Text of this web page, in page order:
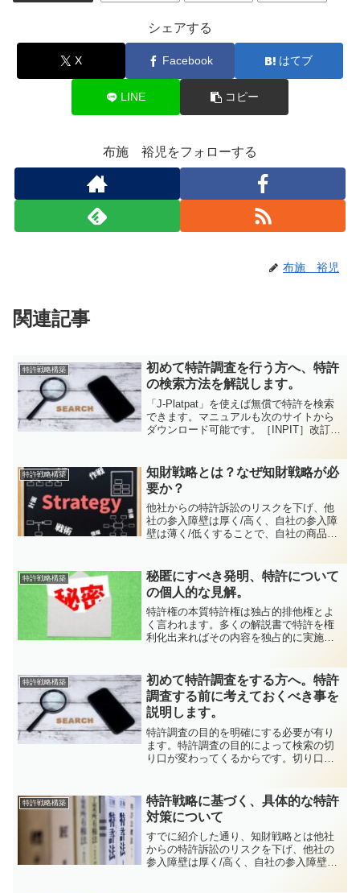
シェアする
X Facebook はてブ
LINE コピー
布施 裕児をフォローする
布施 裕児
関連記事
特許戦略構築
初めて特許調査を行う方へ、特許
の検索方法を解説します。
「J-Platpat」を使えば無償で特許を検索
できます。マニュアルも次のサイトから
ダウンロード可能です。［INPIT］改訂版
FI）とキーワードの組み合わ...
特許戦略構築
知財戦略とは？なぜ知財戦略が必
要か？
他社からの特許訴訟のリスクを下げ、他
社の参入障壁は厚く/高く、自社の参入障
壁は薄く/低くすることで、自社の商品の
動はお金も手間もかかります。リソース
を見つめ、自社に合っ...
特許戦略構築
秘匿にすべき発明、特許について
の個人的な見解。
特許権の本質特許権は独占的排他権とよ
く言われます。多くの解説書で特許を権
利化出来ればその内容を独占的に実施で
の人が、権利化出来れば自社の技術を実
施する事を保証してくれる...
特許戦略構築
初めて特許調査をする方へ。特許
調査する前に考えておくべき事を
説明します。
特許調査の目的を明確にする必要が有り
ます。特許調査の目的によって検索の切
り口が変わってくるからです。切り口と
てまとめるか？といった事を考えておく
必要が有ります。明細書の...
特許戦略構築
特許戦略に基づく、具体的な特許
対策について
すでに紹介した通り、知財戦略とは他社
からの特許訴訟のリスクを下げ、他社の
参入障壁は厚く/高く、自社の参入障壁は